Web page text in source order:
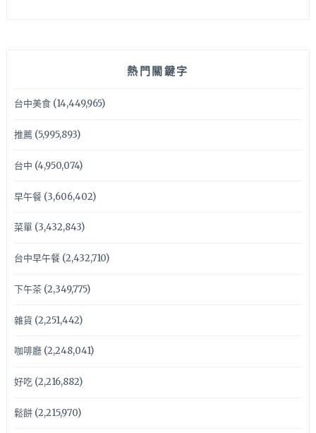
熱門關鍵字
台中美食(14,449,965)
推薦(5,995,893)
台中 (4,950,074)
早午餐(3,606,402)
菜單(3,432,843)
台中早午餐(2,432,710)
下午茶(2,349,775)
雜貨 (2,251,442)
咖啡廳(2,248,041)
好吃(2,216,882)
鬆餅(2,215,970)